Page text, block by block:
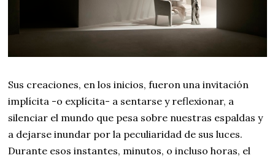
Sus creaciones, en los inicios, fueron una invitación
implícita -o explícita- a sentarse y reflexionar, a
silenciar el mundo que pesa sobre nuestras espaldas y
a dejarse inundar por la peculiaridad de sus luces.
Durante esos instantes, minutos, o incluso horas, el